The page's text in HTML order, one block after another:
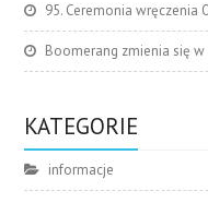
95. Ceremonia wręczenia
Boomerang zmienia się
KATEGORIE
informacje